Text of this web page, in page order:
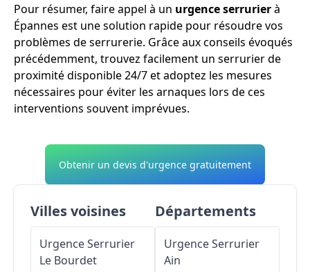
Pour résumer, faire appel à un urgence serrurierà
Épannes est une solution rapide pour résoudre vos
problèmes de serrurerie. Grâce aux conseils évoqués
précédemment, trouvez facilement un serrurier de
proximité disponible 24/7 et adoptez les mesures
nécessaires pour éviter les arnaques lors de ces
interventions souvent imprévues.
Obtenir un devis d'urgence gratuitement
Villes voisines
Urgence Serrurier
Le Bourdet
Départements
Urgence Serrurier
Ain